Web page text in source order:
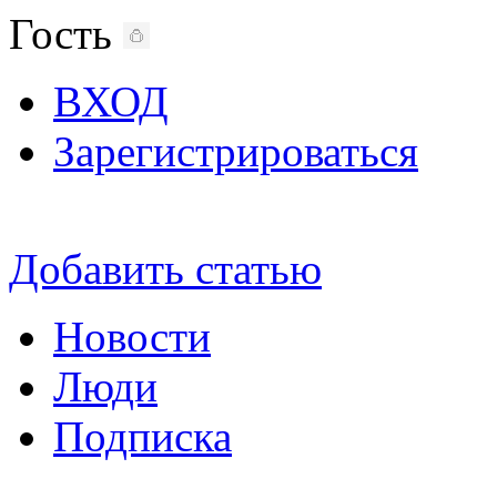
Гость
ВХОД
Зарегистрироваться
Добавить статью
Новости
Люди
Подписка